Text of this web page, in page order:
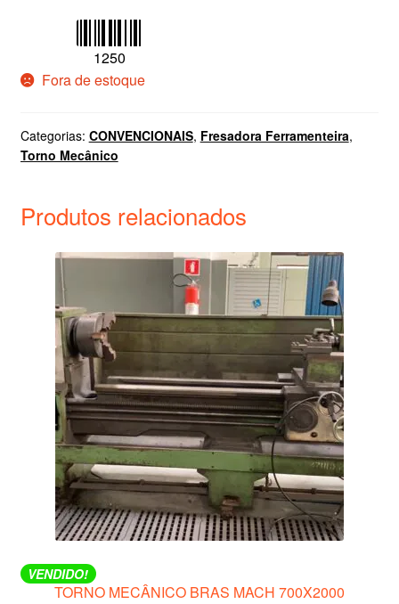
1250
Fora de estoque
Categorias: CONVENCIONAIS, Fresadora Ferramenteira,
Torno Mecânico
Produtos relacionados
VENDIDO!
TORNO MECÂNICO BRAS MACH 700X2000